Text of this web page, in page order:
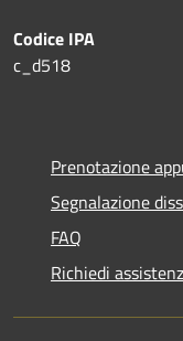
Codice IPA
c_d518
Prenotazione
Segnalazione
FAQ
Richiedi